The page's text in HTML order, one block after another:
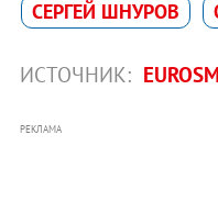
СЕРГЕЙ ШНУРОВ
ИСТОЧНИК:
РЕКЛАМА